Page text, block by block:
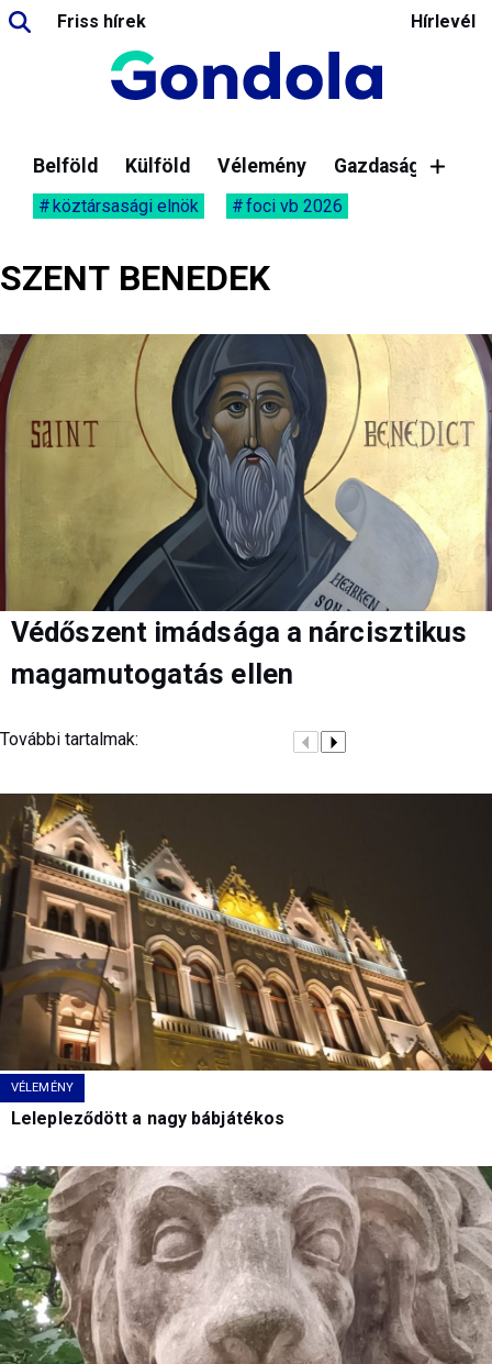
Friss hírek Hírlevél
Belföld Külföld Vélemény Gazdaság
köztársasági elnök foci vb 2026
SZENT BENEDEK
Védőszent imádsága a nárcisztikus
magamutogatás ellen
További tartalmak:
VÉLEMÉNY
Lelepleződött a nagy bábjátékos